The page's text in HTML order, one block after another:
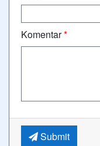
Komentar*
Submit